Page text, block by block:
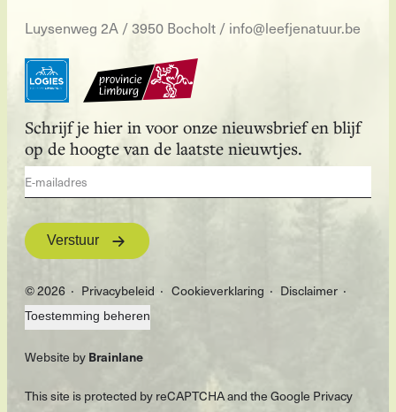
Luysenweg 2A / 3950 Bocholt / info@leefjenatuur.be
Schrijf je hier in voor onze nieuwsbrief en blijf
op de hoogte van de laatste nieuwtjes.
Verstuur
© 2026 Privacybeleid Cookieverklaring Disclaimer
Toestemming beheren
Website by Brainlane
This site is protected by reCAPTCHA and the Google Privacy